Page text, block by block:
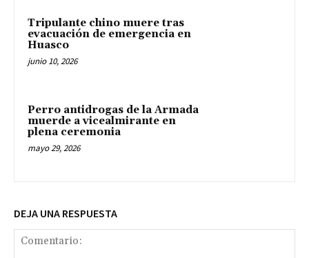
Tripulante chino muere tras
evacuación de emergencia en
Huasco
junio 10, 2026
Perro antidrogas de la Armada
muerde a vicealmirante en
plena ceremonia
mayo 29, 2026
DEJA UNA RESPUESTA